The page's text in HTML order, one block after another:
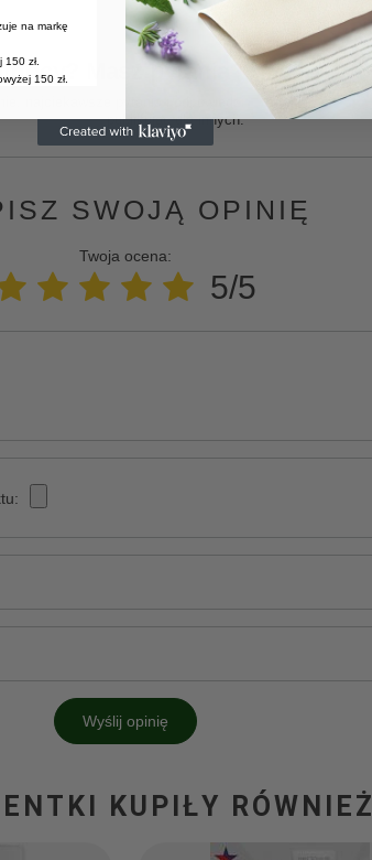
Masz pytania?
publikując dla innych.
Zadaj
SWOJĄ OPINIĘ
Twoja ocena:
5/5
Wyślij opinię
KUPIŁY
na markę
zł.
150 zł.